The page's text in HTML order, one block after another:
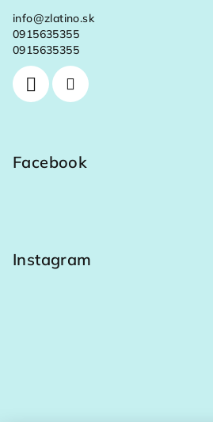
info@zlatino.sk
0915635355
0915635355
Facebook
Instagram